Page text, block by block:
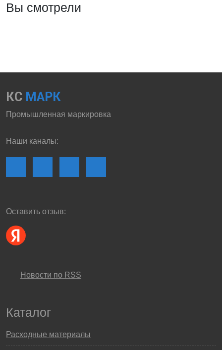
Вы смотрели
КС МАРК
Промышленная маркировка
Наши каналы:
Оставить отзыв:
Новости по RSS
Каталог
Расходные материалы